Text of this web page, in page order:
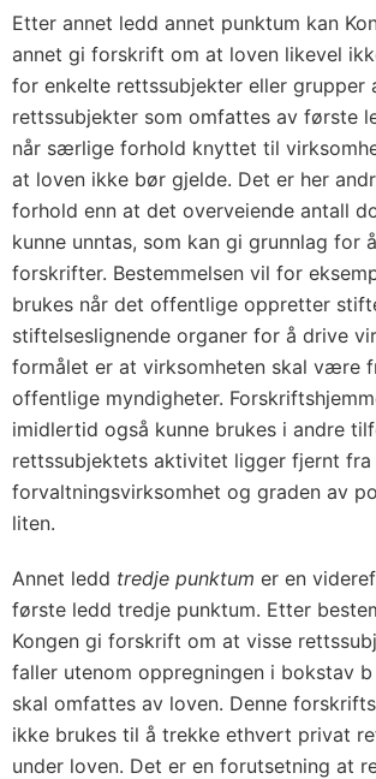
Etter annet ledd annet punktum kan
annet gi forskrift om at loven likevel
for enkelte rettssubjekter eller grupper
rettssubjekter som omfattes av første
når særlige forhold knyttet til
at loven ikke bør gjelde. Det er her
forhold enn at det overveiende antall
kunne unntas, som kan gi grunnlag for
forskrifter. Bestemmelsen vil for
brukes når det offentlige oppretter
stiftelseslignende organer for å drive
formålet er at virksomheten skal være
offentlige myndigheter.
imidlertid også kunne brukes i andre
rettssubjektets aktivitet ligger fjernt fra
forvaltningsvirksomhet og graden av
liten.
Annet ledd tredje punktum er en
første ledd tredje punktum. Etter
Kongen gi forskrift om at visse
faller utenom oppregningen i bokstav
skal omfattes av loven. Denne
ikke brukes til å trekke ethvert privat
under loven. Det er en forutsetning at